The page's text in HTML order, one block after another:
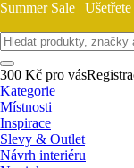
Summer Sale |
300 Kč pro vás
Kategorie
Místnosti
Inspirace
Slevy & Outlet
Návrh interiéru